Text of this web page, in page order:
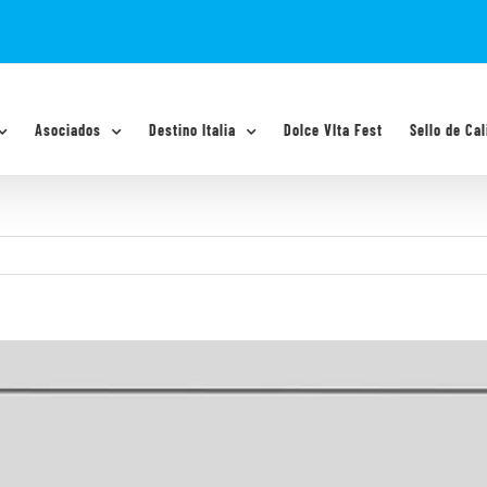
Asociados Destino Italia Dolce VIta Fest Sello de